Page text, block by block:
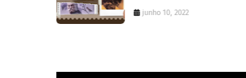
junho 10, 2022